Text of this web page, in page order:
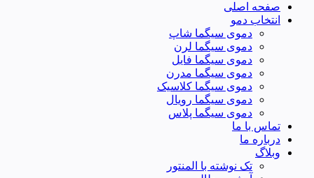
صفحه اصلی
انتخاب دمو
دموی سیگما شاپ
دموی سیگما لرن
دموی سیگما فایل
دموی سیگما مدرن
دموی سیگما کلاسیک
دموی سیگما رویال
دموی سیگما پلاس
تماس با ما
درباره ما
وبلاگ
تک نوشته با المنتور